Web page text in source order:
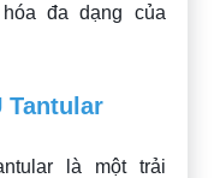
đa dạng của
Tantular
là một trải